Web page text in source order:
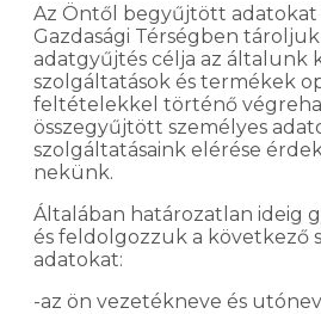
Az Öntől begyűjtött adatokat
Gazdasági Térségben tároljuk
adatgyűjtés célja az általunk
szolgáltatások és termékek
feltételekkel történő
összegyűjtött személyes
szolgáltatásaink elérése
nekünk.
Általában határozatlan ideig
és feldolgozzuk a következő
adatokat:
-az ön vezetékneve és